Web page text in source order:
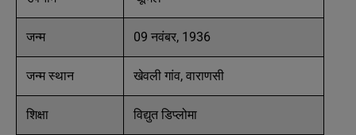
जन्म 09 नवंबर, 1936
जन्म स्थान खेवली गांव, वाराणसी
शिक्षा विद्युत डिप्लोमा